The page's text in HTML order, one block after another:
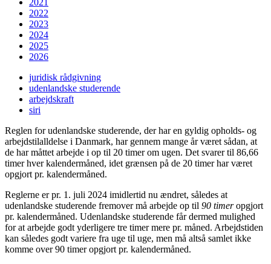
2021
2022
2023
2024
2025
2026
juridisk rådgivning
udenlandske studerende
arbejdskraft
siri
Reglen for udenlandske studerende, der har en gyldig opholds- og
arbejdstilalldelse i Danmark, har gennem mange år været sådan, at
de har måttet arbejde i op til 20 timer om ugen. Det svarer til 86,66
timer hver kalendermåned, idet grænsen på de 20 timer har været
opgjort pr. kalendermåned.
Reglerne er pr. 1. juli 2024 imidlertid nu ændret, således at
udenlandske studerende fremover må arbejde op til 90 timeropgjort
pr. kalendermåned. Udenlandske studerende får dermed mulighed
for at arbejde godt yderligere tre timer mere pr. måned. Arbejdstiden
kan således godt variere fra uge til uge, men må altså samlet ikke
komme over 90 timer opgjort pr. kalendermåned.